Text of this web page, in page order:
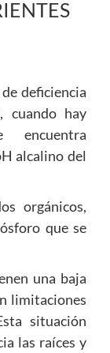
deficiencia
cuando hay
encuentra
alcalino del
orgánicos,
que se
una baja
limitaciones
situación
las raíces y